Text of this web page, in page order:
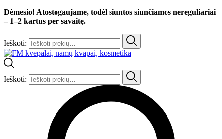
Dėmesio! Atostogaujame, todėl siuntos siunčiamos nereguliariai
– 1–2 kartus per savaitę.
Ieškoti:
Ieškoti: